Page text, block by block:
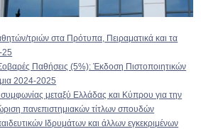
τριών στα Πρότυπα, Πειραματικά και τα
25
Παθήσεις (5%): Έκδοση Πιστοποιητικών
2024-2025
μεταξύ Ελλάδας και Κύπρου για την
πανεπιστημιακών τίτλων σπουδών
Ιδρυμάτων και άλλων εγκεκριμένων